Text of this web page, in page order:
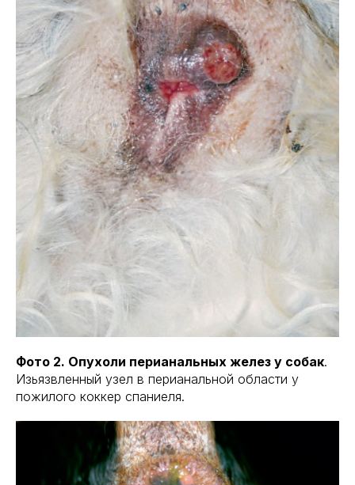
Фото 2. Опухоли перианальных желез у собак.
Изьязвленный узел в перианальной области у
пожилого коккер спаниеля.